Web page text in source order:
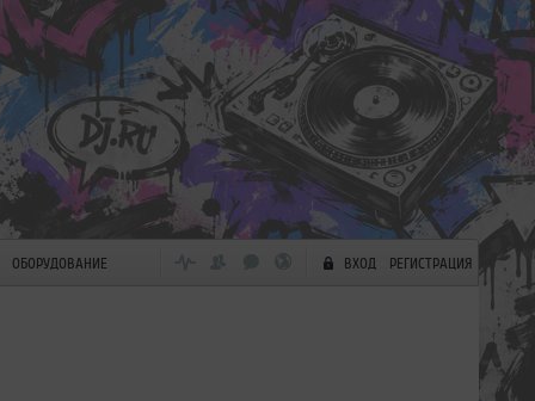
ОБОРУДОВАНИЕ ВХОД РЕГИСТРАЦИЯ